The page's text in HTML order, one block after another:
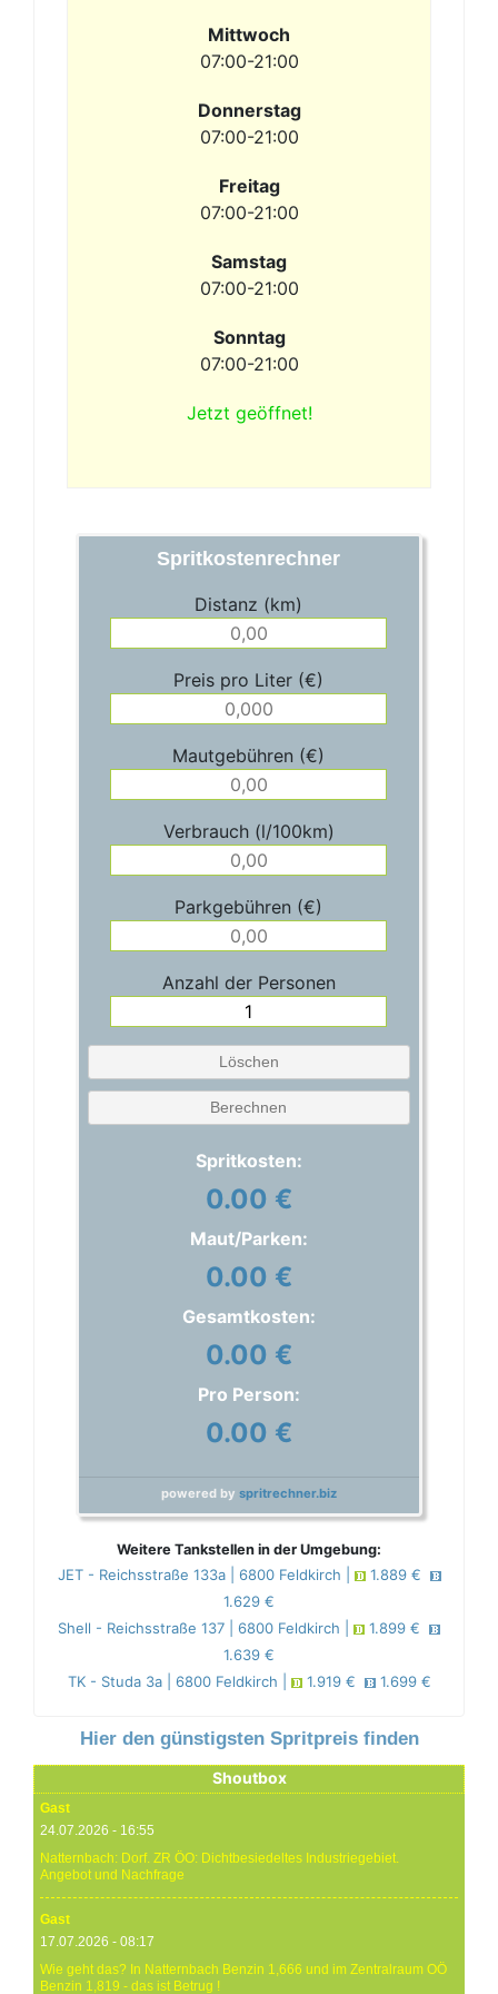
Mittwoch
07:00-21:00
Donnerstag
07:00-21:00
Freitag
07:00-21:00
Samstag
07:00-21:00
Sonntag
07:00-21:00
Jetzt geöffnet!
Spritkostenrechner
Distanz (km)
Preis pro Liter (€)
Mautgebühren (€)
Verbrauch (l/100km)
Parkgebühren (€)
Anzahl der Personen
Löschen
Berechnen
Spritkosten:
0.00 €
Maut/Parken:
0.00 €
Gesamtkosten:
0.00 €
Pro Person:
0.00 €
powered by spritrechner.biz
Weitere Tankstellen in der Umgebung:
JET - Reichsstraße 133a | 6800 Feldkirch |
1.889 €
1.629 €
Shell - Reichsstraße 137 | 6800 Feldkirch |
1.899 €
1.639 €
TK - Studa 3a | 6800 Feldkirch |
1.919 € 1.699 €
Hier den günstigsten Spritpreis finden
Shoutbox
Gast
24.07.2026 - 16:55
Natternbach: Dorf. ZR ÖO: Dichtbesiedeltes Industriegebiet.
Angebot und Nachfrage
Gast
17.07.2026 - 08:17
Wie geht das? In Natternbach Benzin 1,666 und im Zentralraum OÖ
Benzin 1,819 - das ist Betrug !